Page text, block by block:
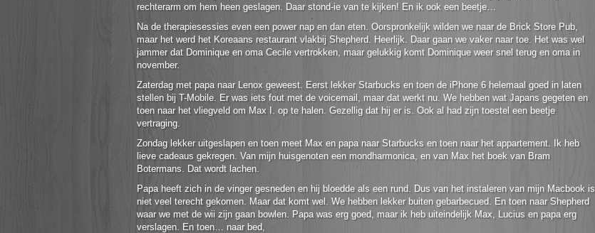
rechterarm om hem heen geslagen. Daar stond-ie van te kijken! En ik ook een beetje…
Na de therapiesessies even een power nap en dan eten. Oorspronkelijk wilden we naar de Brick Store Pub,
maar het werd het Koreaans restaurant vlakbij Shepherd. Heerlijk. Daar gaan we vaker naar toe. Het was wel
jammer dat Dominique en oma Cecile vertrokken, maar gelukkig komt Dominique weer snel terug en oma in
november.
Zaterdag met papa naar Lenox geweest. Eerst lekker Starbucks en toen de iPhone 6 helemaal goed in laten
stellen bij T-Mobile. Er was iets fout met de voicemail, maar dat werkt nu. We hebben wat Japans gegeten en
toen naar het vliegveld om Max I. op te halen. Gezellig dat hij er is. Ook al had zijn toestel een beetje
vertraging.
Zondag lekker uitgeslapen en toen meet Max en papa naar Starbucks en toen naar het appartement. Ik heb
lieve cadeaus gekregen. Van mijn huisgenoten een mondharmonica, en van Max het boek van Bram
Botermans. Dat wordt lachen.
Papa heeft zich in de vinger gesneden en hij bloedde als een rund. Dus van het instaleren van mijn Macbook is
niet veel terecht gekomen. Maar dat komt wel. We hebben lekker buiten gebarbecued. En toen naar Shepherd
waar we met de wii zijn gaan bowlen. Papa was erg goed, maar ik heb uiteindelijk Max, Lucius en papa erg
verslagen. En toen… naar bed,